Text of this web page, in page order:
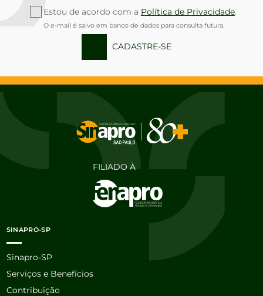
Estou de acordo com a Política de Privacidade.
O e-mail é salvo em banco de dados para consulta futura.
CADASTRE-SE
FILIADO À
SINAPRO-SP
Sinapro-SP
Serviços e Benefícios
Contribuição